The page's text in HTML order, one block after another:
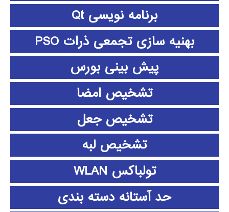
برنامه نویسی Qt
بهنیه سازی تجمعی ذرات PSO
پیش بینی بورس
تشخیص امضا
تشخیص جعل
تشخیص لبه
تولباکس WLAN
حد آستانه دسته بندی